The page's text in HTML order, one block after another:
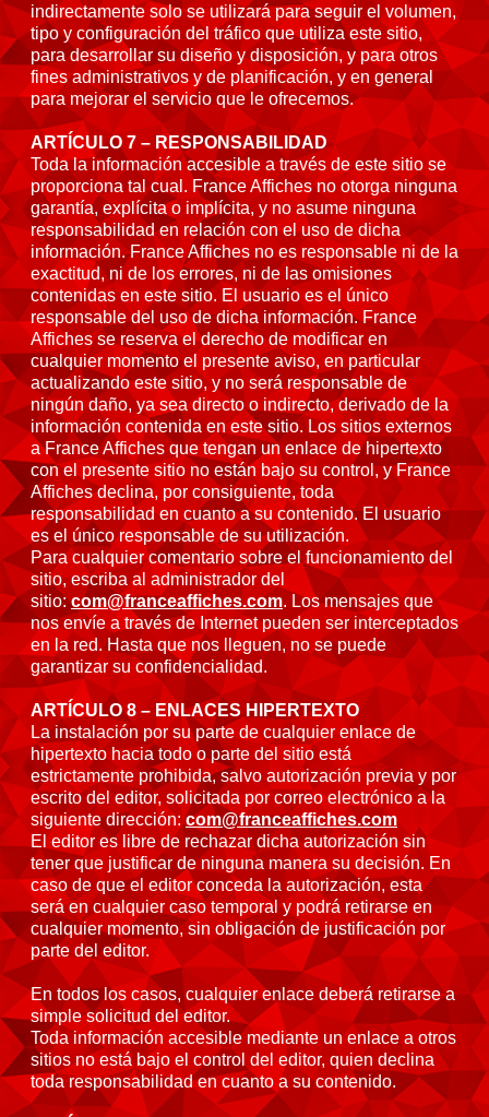
indirectamente solo se utilizará para seguir el volumen,
tipo y configuración del tráfico que utiliza este sitio,
para desarrollar su diseño y disposición, y para otros
fines administrativos y de planificación, y en general
para mejorar el servicio que le ofrecemos.
ARTÍCULO 7 – RESPONSABILIDAD
Toda la información accesible a través de este sitio se
proporciona tal cual. France Affiches no otorga ninguna
garantía, explícita o implícita, y no asume ninguna
responsabilidad en relación con el uso de dicha
información. France Affiches no es responsable ni de la
exactitud, ni de los errores, ni de las omisiones
contenidas en este sitio. El usuario es el único
responsable del uso de dicha información. France
Affiches se reserva el derecho de modificar en
cualquier momento el presente aviso, en particular
actualizando este sitio, y no será responsable de
ningún daño, ya sea directo o indirecto, derivado de la
información contenida en este sitio. Los sitios externos
a France Affiches que tengan un enlace de hipertexto
con el presente sitio no están bajo su control, y France
Affiches declina, por consiguiente, toda
responsabilidad en cuanto a su contenido. El usuario
es el único responsable de su utilización.
Para cualquier comentario sobre el funcionamiento del
sitio, escriba al administrador del
sitio:com@franceaffiches.com. Los mensajes que
nos envíe a través de Internet pueden ser interceptados
en la red. Hasta que nos lleguen, no se puede
garantizar su confidencialidad.
ARTÍCULO 8 – ENLACES HIPERTEXTO
La instalación por su parte de cualquier enlace de
hipertexto hacia todo o parte del sitio está
estrictamente prohibida, salvo autorización previa y por
escrito del editor, solicitada por correo electrónico a la
siguiente dirección:com@franceaffiches.com
El editor es libre de rechazar dicha autorización sin
tener que justificar de ninguna manera su decisión. En
caso de que el editor conceda la autorización, esta
será en cualquier caso temporal y podrá retirarse en
cualquier momento, sin obligación de justificación por
parte del editor.
En todos los casos, cualquier enlace deberá retirarse a
simple solicitud del editor.
Toda información accesible mediante un enlace a otros
sitios no está bajo el control del editor, quien declina
toda responsabilidad en cuanto a su contenido.